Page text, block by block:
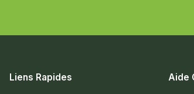
Liens Rapides Aide